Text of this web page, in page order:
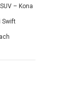
– Kona
Swift